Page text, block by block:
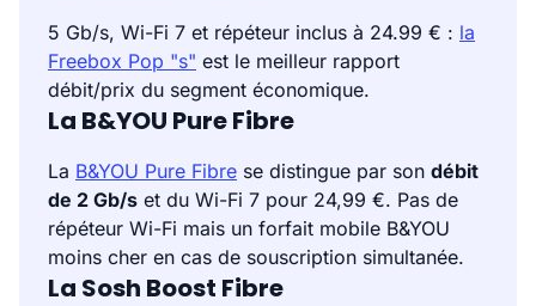
5 Gb/s, Wi-Fi 7 et répéteur inclus à 24.99 € : la
Freebox Pop "s" est le meilleur rapport
débit/prix du segment économique.
La B&YOU Pure Fibre
La B&YOU Pure Fibre se distingue par son débit
de 2 Gb/s et du Wi-Fi 7 pour 24,99 €. Pas de
répéteur Wi-Fi mais un forfait mobile B&YOU
moins cher en cas de souscription simultanée.
La Sosh Boost Fibre